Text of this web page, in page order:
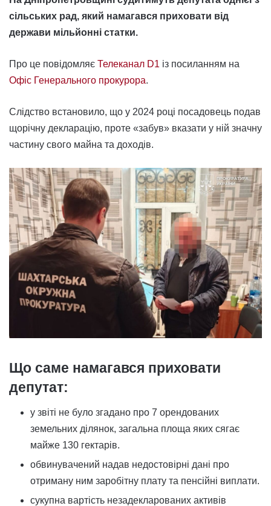
сільських рад, який намагався приховати від
держави мільйонні статки.
Про це повідомляє Телеканал D1 із посиланням на
Офіс Генерального прокурора.
Слідство встановило, що у 2024 році посадовець подав
щорічну декларацію, проте «забув» вказати у ній значну
частину свого майна та доходів.
Що саме намагався приховати
депутат:
у звіті не було згадано про 7 орендованих
земельних ділянок, загальна площа яких сягає
майже 130 гектарів.
обвинувачений надав недостовірні дані про
отриману ним заробітну плату та пенсійні виплати.
сукупна вартість незадекларованих активів